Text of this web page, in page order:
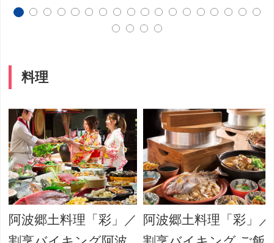
料理
阿波郷土料理「彩」／
阿波郷土料理「彩」／